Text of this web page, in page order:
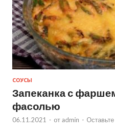
СОУСЫ
Запеканка с
фасолью
06.11.2021 - от admin -